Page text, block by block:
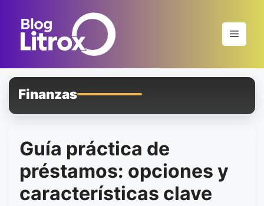
contenido
Menú
Finanzas
Guía práctica de
préstamos: opciones y
características clave